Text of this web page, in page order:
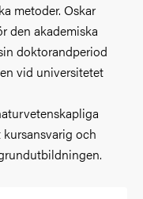
metoder. Oskar
den akademiska
doktorandperiod
vid universitetet
och